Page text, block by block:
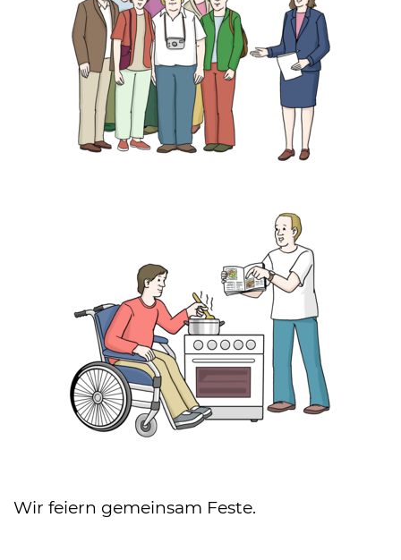
Wir feiern gemeinsam Feste.